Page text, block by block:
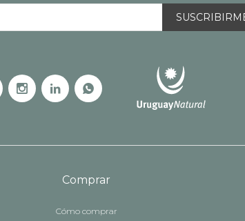
Comprar
Cómo comprar
  